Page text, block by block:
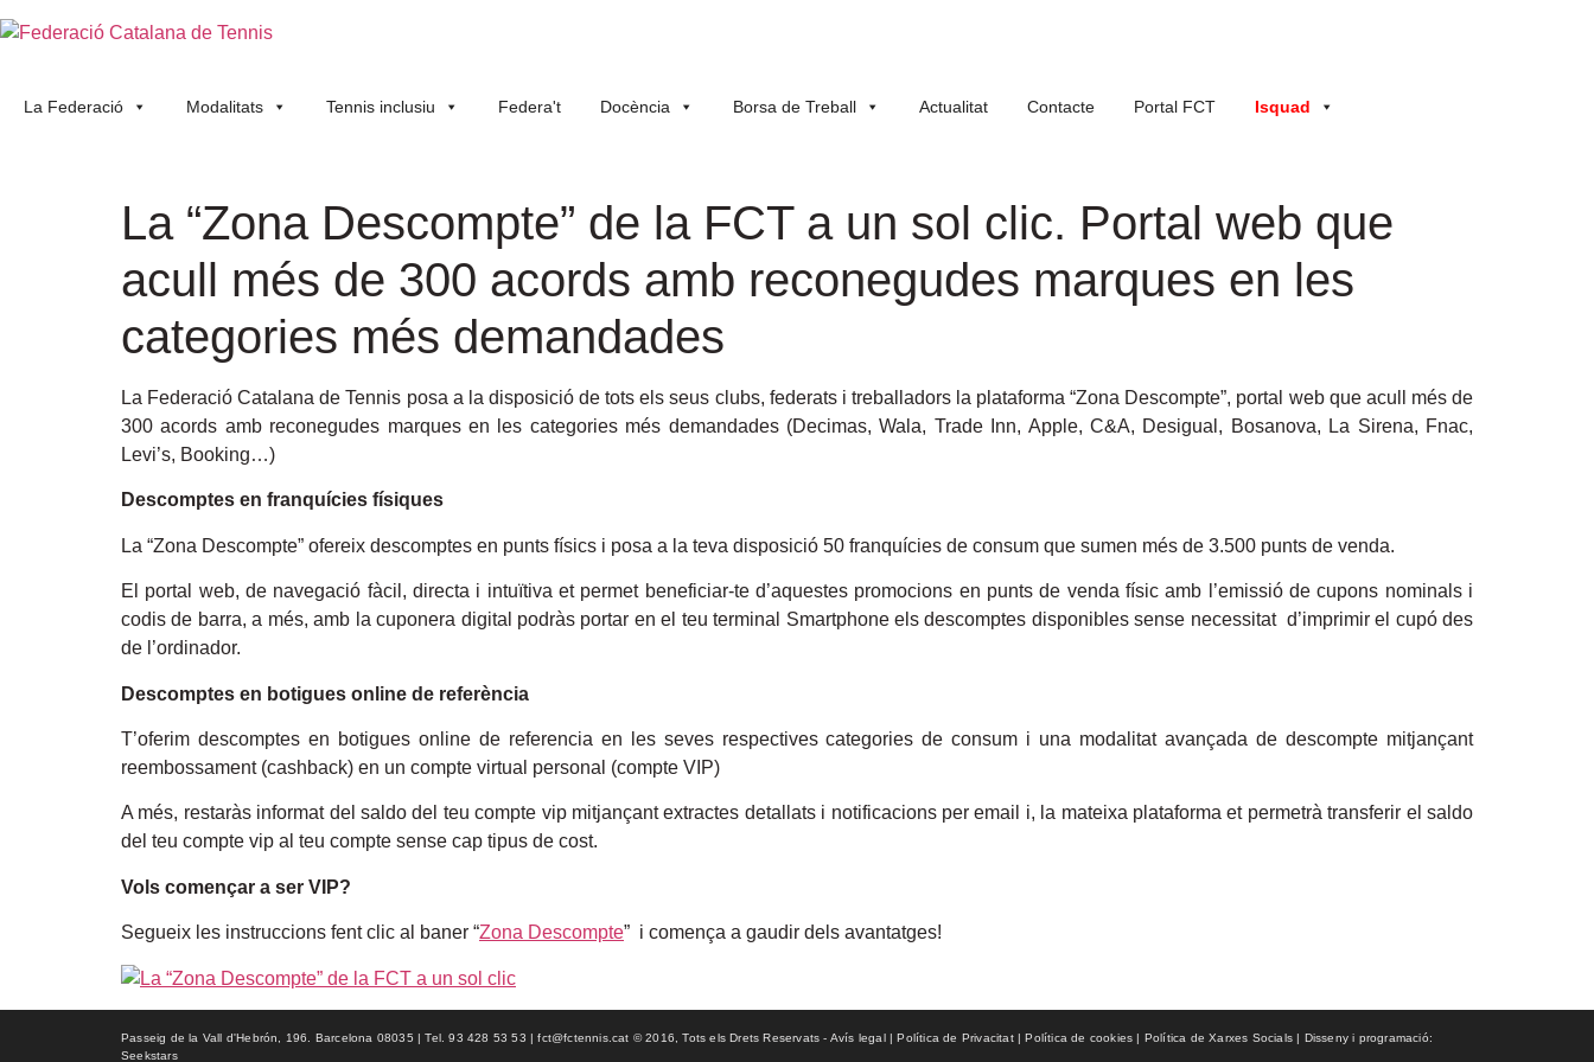
La Federació Modalitats Tennis inclusiu Federa't Docència Borsa de Treball Actualitat Contacte Portal FCT Isquad
La “Zona Descompte” de la FCT a un sol clic. Portal web que
acull més de 300 acords amb reconegudes marques en les
categories més demandades
La Federació Catalana de Tennis posa a la disposició de tots els seus clubs, federats i treballadors la plataforma “Zona Descompte”, portal web que acull més de
300 acords amb reconegudes marques en les categories més demandades (Decimas, Wala, Trade Inn, Apple, C&A, Desigual, Bosanova, La Sirena, Fnac,
Levi’s, Booking…)
Descomptes en franquícies físiques
La “Zona Descompte” ofereix descomptes en punts físics i posa a la teva disposició 50 franquícies de consum que sumen més de 3.500 punts de venda.
El portal web, de navegació fàcil, directa i intuïtiva et permet beneficiar-te d’aquestes promocions en punts de venda físic amb l’emissió de cupons nominals i
codis de barra, a més, amb la cuponera digital podràs portar en el teu terminal Smartphone els descomptes disponibles sense necessitat d’imprimir el cupó des
de l’ordinador.
Descomptes en botigues online de referència
T’oferim descomptes en botigues online de referencia en les seves respectives categories de consum i una modalitat avançada de descompte mitjançant
reembossament (cashback) en un compte virtual personal (compte VIP)
A més, restaràs informat del saldo del teu compte vip mitjançant extractes detallats i notificacions per email i, la mateixa plataforma et permetrà transferir el saldo
del teu compte vip al teu compte sense cap tipus de cost.
Vols començar a ser VIP?
Segueix les instruccions fent clic al baner “Zona Descompte” i comença a gaudir dels avantatges!
Passeig de la Vall d'Hebrón, 196. Barcelona 08035 | Tel. 93 428 53 53 | fct@fctennis.cat © 2016, Tots els Drets Reservats - Avís legal | Política de Privacitat | Política de cookies | Política de Xarxes Socials | Disseny i programació:
Seekstars